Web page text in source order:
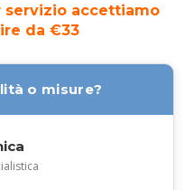
accettiamo
da €33
o misure?